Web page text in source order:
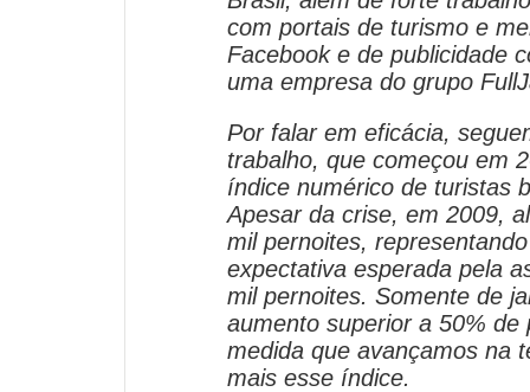
com portais de turismo e
Facebook e de publicidade
uma empresa do grupo
Por falar em eficácia,
trabalho, que começou em
índice numérico de turistas
Apesar da crise, em 2009,
mil pernoites,
expectativa esperada pela
mil pernoites. Somente de
aumento superior a 50%
medida que avançamos na
mais esse índice.